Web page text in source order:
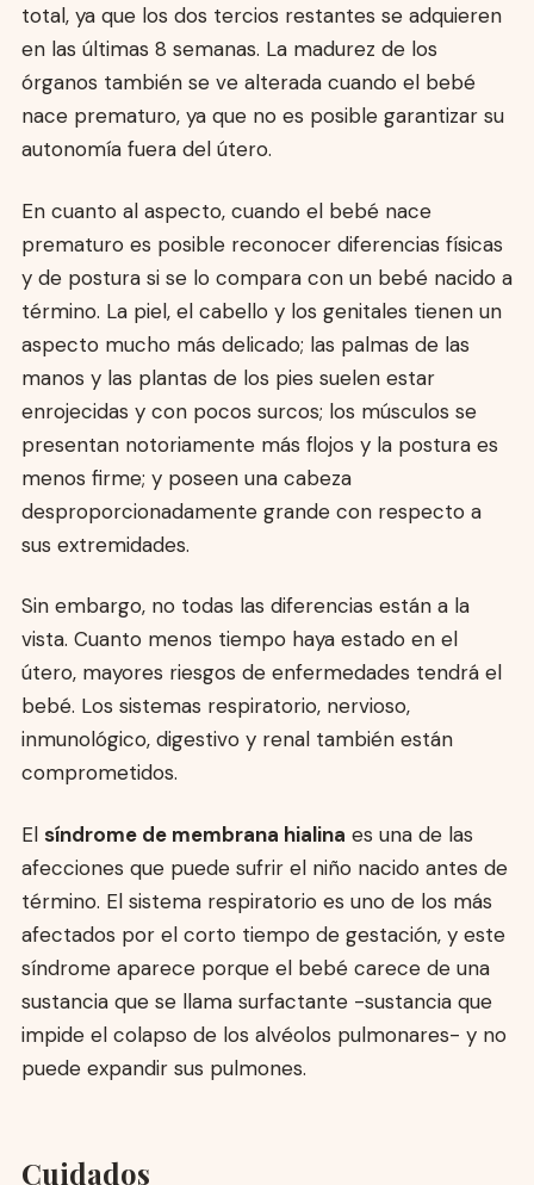
total, ya que los dos tercios restantes se adquieren
en las últimas 8 semanas. La madurez de los
órganos también se ve alterada cuando el bebé
nace prematuro, ya que no es posible garantizar su
autonomía fuera del útero.
En cuanto al aspecto, cuando el bebé nace
prematuro es posible reconocer diferencias físicas
y de postura si se lo compara con un bebé nacido a
término. La piel, el cabello y los genitales tienen un
aspecto mucho más delicado; las palmas de las
manos y las plantas de los pies suelen estar
enrojecidas y con pocos surcos; los músculos se
presentan notoriamente más flojos y la postura es
menos firme; y poseen una cabeza
desproporcionadamente grande con respecto a
sus extremidades.
Sin embargo, no todas las diferencias están a la
vista. Cuanto menos tiempo haya estado en el
útero, mayores riesgos de enfermedades tendrá el
bebé. Los sistemas respiratorio, nervioso,
inmunológico, digestivo y renal también están
comprometidos.
El síndrome de membrana hialina es una de las
afecciones que puede sufrir el niño nacido antes de
término. El sistema respiratorio es uno de los más
afectados por el corto tiempo de gestación, y este
síndrome aparece porque el bebé carece de una
sustancia que se llama surfactante -sustancia que
impide el colapso de los alvéolos pulmonares- y no
puede expandir sus pulmones.
Cuidados